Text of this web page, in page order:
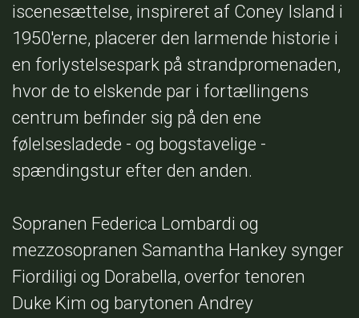
iscenesættelse, inspireret af Coney Island i
1950'erne, placerer den larmende historie i
en forlystelsespark på strandpromenaden,
hvor de to elskende par i fortællingens
centrum befinder sig på den ene
følelsesladede - og bogstavelige -
spændingstur efter den anden.
Sopranen Federica Lombardi og
mezzosopranen Samantha Hankey synger
Fiordiligi og Dorabella, overfor tenoren
Duke Kim og barytonen Andrey